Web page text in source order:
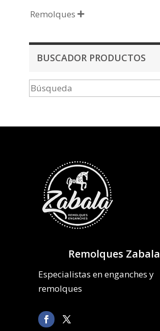
Remolques 
BUSCADOR PRODUCTOS
Remolques Zabala
Especialistas en enganches y
remolques